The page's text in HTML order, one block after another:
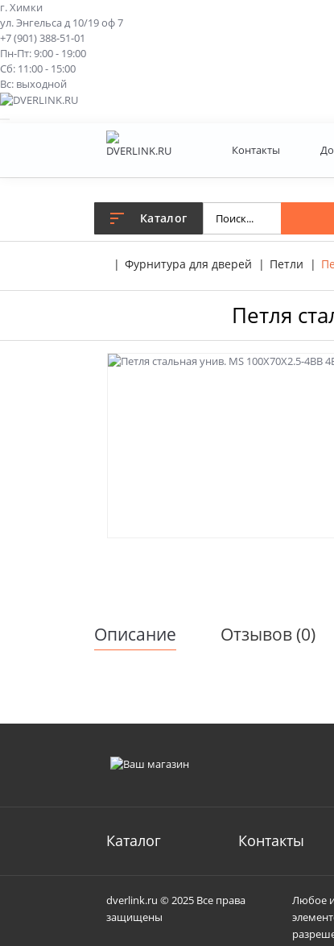
г. Химки
ул. Энгельса д 10/19 оф 7
+7 (901) 388-51-01
Пн-Пт: 9:00 - 19:00
Сб: 11:00 - 15:00
Вс: выходной
Контакты
Каталог
Фурнитура для дверей Петли
Петля
Описание Отзывов (0)
Каталог Контакты
dverlink.ru © 2025 Все права
защищены
Любое